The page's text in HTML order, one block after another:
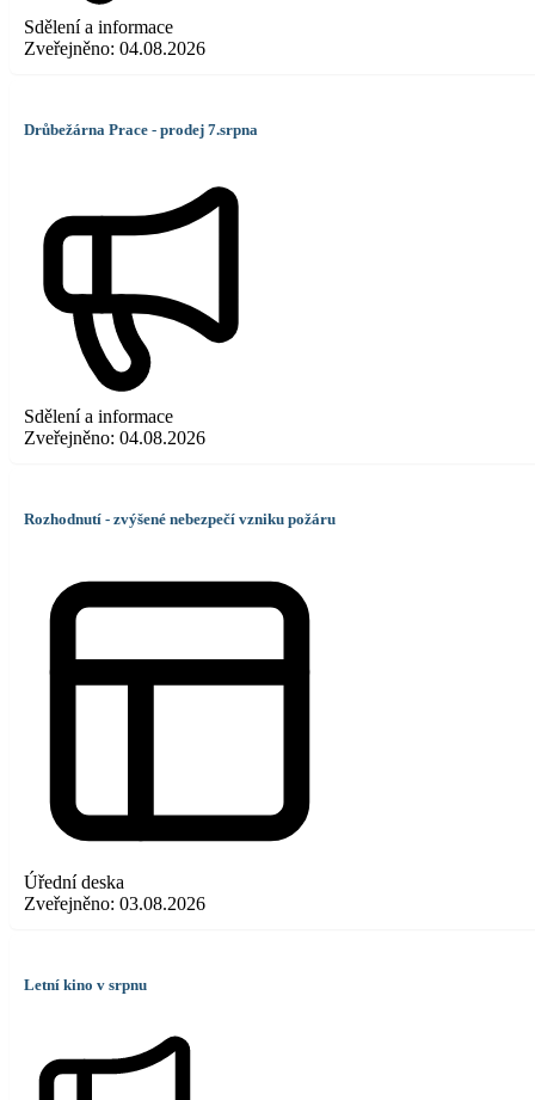
Sdělení a informace
Zveřejněno: 04.08.2026
Drůbežárna Prace - prodej 7.srpna
Sdělení a informace
Zveřejněno: 04.08.2026
Rozhodnutí - zvýšené nebezpečí vzniku požáru
Úřední deska
Zveřejněno: 03.08.2026
Letní kino v srpnu